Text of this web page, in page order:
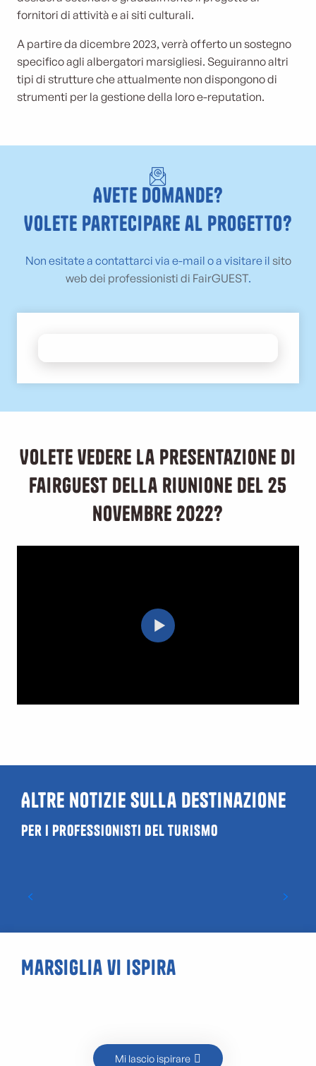
fornitori di attività e ai siti culturali.
A partire da dicembre 2023, verrà offerto un sostegno
specifico agli albergatori marsigliesi. Seguiranno altri
tipi di strutture che attualmente non dispongono di
strumenti per la gestione della loro e-reputation.
Avete domande?
Volete partecipare al progetto?
Non esitate a contattarci via e-mail o a visitare il sito
web dei professionisti di FairGUEST.
Volete vedere la presentazione di
FairGUEST della riunione del 25
novembre 2022?
Altre notizie sulla destinazione
Per i professionisti del turismo
Marsiglia vi ispira
Mi lascio ispirare